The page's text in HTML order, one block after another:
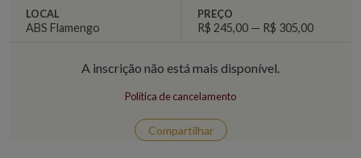
LOCAL
ABS Flamengo
PREÇO
R$ 245,00 — R$ 305,00
A inscrição não está mais disponível.
Política de cancelamento
Compartilhar